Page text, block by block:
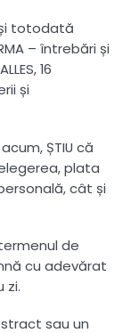
totodată
– întrebări și
16
și
ȘTIU că
plata
cât și
de
cu adevărat
zi.
sau un